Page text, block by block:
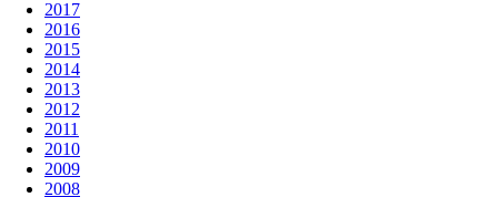
2017
2016
2015
2014
2013
2012
2011
2010
2009
2008